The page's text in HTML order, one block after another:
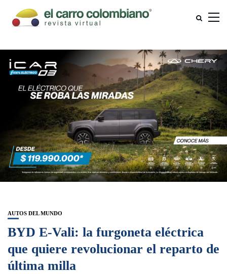
AUTOS DEL MUNDO
BYD E-Vali: la furgoneta eléctrica
que quiere revolucionar el reparto de
última milla